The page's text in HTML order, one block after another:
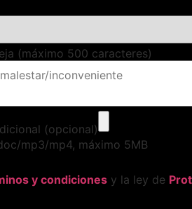
(máximo 500 caracteres)
(opcional)
mp3/mp4, máximo 5MB
y condiciones y la ley de